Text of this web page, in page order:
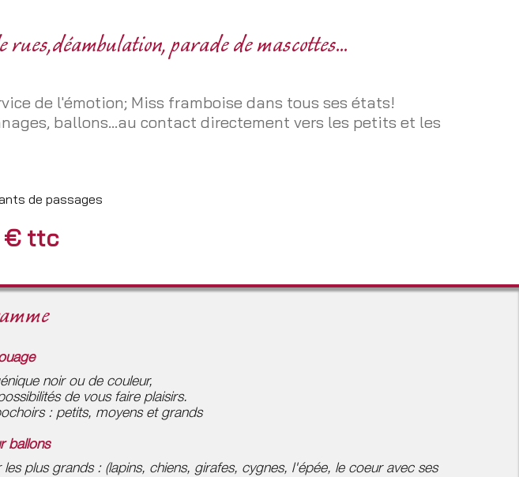
parade de mascottes...
de l'émotion; Miss framboise dans tous ses états!
ballons...au contact directement vers les petits et les
de passages
€ ttc
noir ou de couleur,
de vous faire plaisirs.
: petits, moyens et grands
ballons
plus grands : (lapins, chiens, girafes, cygnes, l'épée, le coeur avec ses